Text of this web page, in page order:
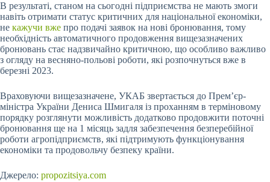
В результаті, станом на сьогодні підприємства не мають змоги
навіть отримати статус критичних для національної економіки,
не кажучи вже про подачі заявок на нові бронювання, тому
необхідність автоматичного продовження вищезазначених
бронювань стає надзвичайно критичною, що особливо важливо
з огляду на весняно-польові роботи, які розпочнуться вже в
березні 2023.
Враховуючи вищезазначене, УКАБ звертається до Прем’єр-
міністра України Дениса Шмигаля із проханням в терміновому
порядку розглянути можливість додатково продовжити поточні
бронювання ще на 1 місяць задля забезпечення безперебійної
роботи агропідприємств, які підтримують функціонування
економіки та продовольчу безпеку країни.
Джерело: propozitsiya.com